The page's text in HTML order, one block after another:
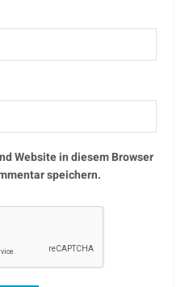
Website in diesem Browser
speichern.